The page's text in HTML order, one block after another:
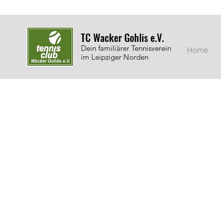
TC Wacker Gohlis e.V.
Dein familiärer Tennisverein
im Leipziger Norden
Home